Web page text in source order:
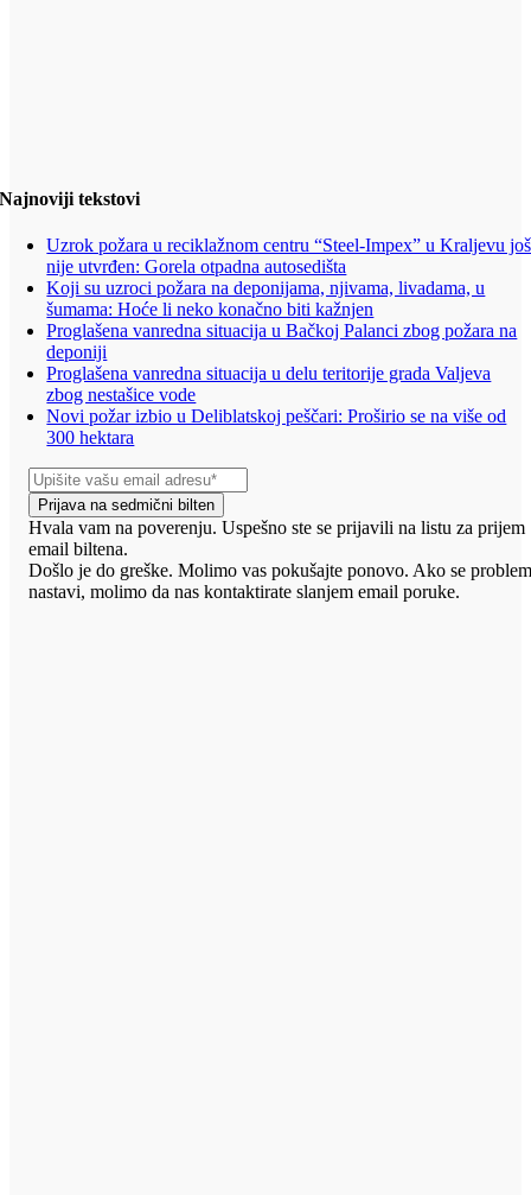
Najnoviji tekstovi
Uzrok požara u reciklažnom centru “Steel-Impex” u Kraljevu još
nije utvrđen: Gorela otpadna autosedišta
Koji su uzroci požara na deponijama, njivama, livadama, u
šumama: Hoće li neko konačno biti kažnjen
Proglašena vanredna situacija u Bačkoj Palanci zbog požara na
deponiji
Proglašena vanredna situacija u delu teritorije grada Valjeva
zbog nestašice vode
Novi požar izbio u Deliblatskoj peščari: Proširio se na više od
300 hektara
Prijava na sedmični bilten
Hvala vam na poverenju. Uspešno ste se prijavili na listu za prijem
email biltena.
Došlo je do greške. Molimo vas pokušajte ponovo. Ako se
nastavi, molimo da nas kontaktirate slanjem email poruke.